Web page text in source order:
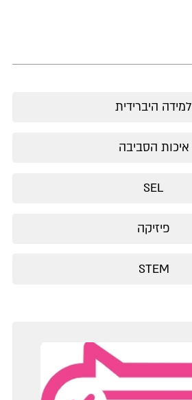
למידה היברידית
איכות הסביבה
SEL
פיזיקה
STEM